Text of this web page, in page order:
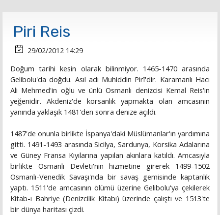
Piri Reis
29/02/2012 14:29
Doğum tarihi kesin olarak bilinmiyor. 1465-1470 arasında
Gelibolu'da doğdu. Asıl adı Muhiddin Pirî'dir. Karamanlı Hacı
Ali Mehmed'in oğlu ve ünlü Osmanlı denizcisi Kemal Reis'in
yeğenidir. Akdeniz'de korsanlık yapmakta olan amcasının
yanında yaklaşık 1481'den sonra denize açıldı.
1487'de onunla birlikte İspanya'daki Müslümanlar'ın yardımına
gitti. 1491-1493 arasında Sicilya, Sardunya, Korsika Adalarına
ve Güney Fransa Kıyılarına yapılan akınlara katıldı. Amcasıyla
birlikte Osmanlı Devleti'nin hizmetine girerek 1499-1502
Osmanlı-Venedik Savaşı'nda bir savaş gemisinde kaptanlık
yaptı. 1511'de amcasının ölümü üzerine Gelibolu'ya çekilerek
Kitab-ı Bahriye (Denizcilik Kitabı) üzerinde çalıştı ve 1513'te
bir dünya haritası çizdi.